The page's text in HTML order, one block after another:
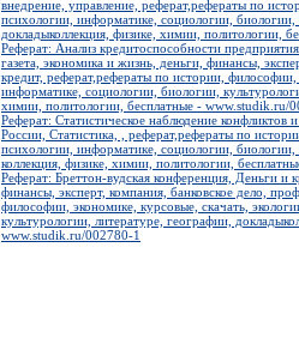
внедрение, управление, реферат,рефераты по
психологии, информатике, социологии, биологии,
докладыколлекция, физике, химии, политологии,
Реферат: Анализ кредитоспособности
газета, экономика и жизнь, деньги, финансы,
кредит, реферат,рефераты по истории,
информатике, социологии, биологии,
химии, политологии, бесплатные - www.studik.ru/
Реферат: Статистическое наблюдение
России, Статистика, , реферат,рефераты по
психологии, информатике, социологии,
коллекция, физике, химии, политологии,
Реферат: Бреттон-вудская конференция, Деньги и
финансы, эксперт, компания, банковское дело,
философии, экономике, курсовые, скачать,
культурологии, литературе, географии,
www.studik.ru/002780-1